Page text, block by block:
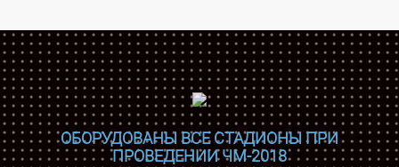
ОБОРУДОВАНЫ ВСЕ СТАДИОНЫ ПРИ
ПРОВЕДЕНИИ ЧМ-2018